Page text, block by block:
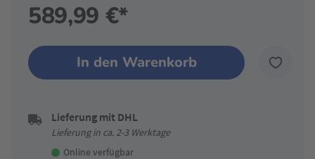
589,99 €*
In den Warenkorb
Lieferung mit DHL
Lieferung in ca. 2-3 Werktage
Online verfügbar